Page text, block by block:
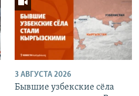
3 АВГУСТА 2026
Бывшие узбекские сёла